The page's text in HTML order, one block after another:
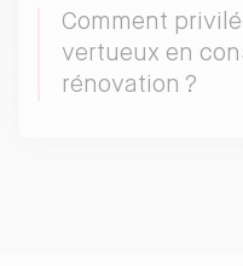
Comment
vertueux en
rénovation ?